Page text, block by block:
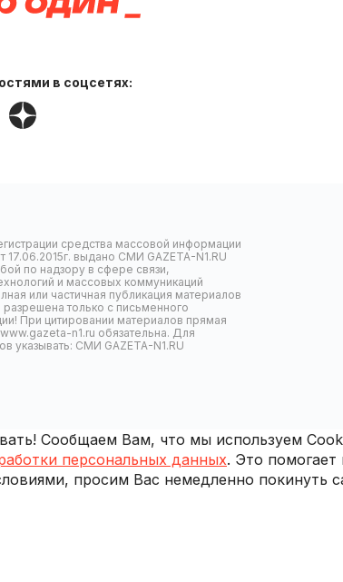
в соцсетях:
средства массовой информации
выдано СМИ GAZETA-N1.RU
по надзору в сфере связи,
и массовых коммуникаций
или частичная публикация материалов
только с письменного
При цитировании материалов прямая
n1.ru обязательна. Для
указывать: СМИ GAZETA-N1.RU
Сообщаем Вам, что мы используем
персональных данных. Это помогает
просим Вас немедленно покинуть